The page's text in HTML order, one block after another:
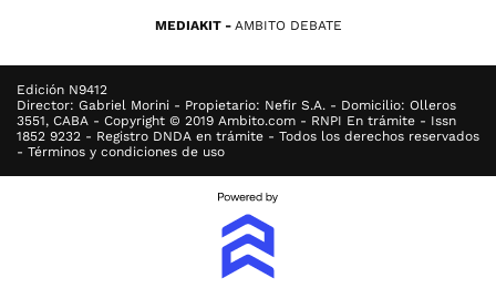
MEDIAKIT AMBITO DEBATE
Edición N9412
Director: Gabriel Morini - Propietario: Nefir S.A. - Domicilio: Olleros
3551, CABA - Copyright © 2019 Ambito.com - RNPI En trámite - Issn
1852 9232 - Registro DNDA en trámite - Todos los derechos reservados
- Términos y condiciones de uso